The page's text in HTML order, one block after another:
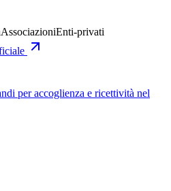
AssociazioniEnti-privati
per accoglienza e ricettività nel